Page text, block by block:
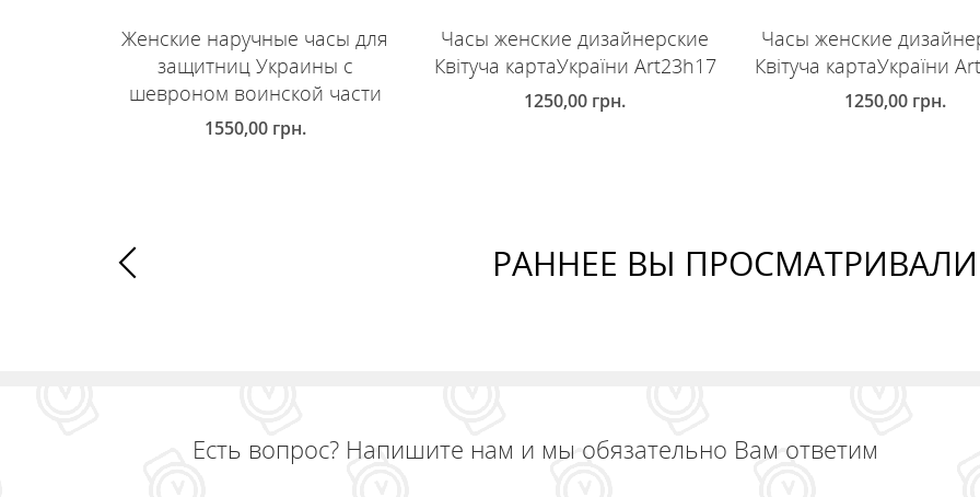
Женские наручные часы для
защитниц Украины с
шевроном воинской части
1550,00 грн.
Часы женские дизайнерские
Квітуча картаУкраїни Art23h17
1250,00 грн.
Часы женские
Квітуча картаУкраїни
1250,00 грн.
РАННЕЕ ВЫ ПРОСМАТРИВАЛИ
Есть вопрос? Напишите нам и мы обязательно Вам ответим